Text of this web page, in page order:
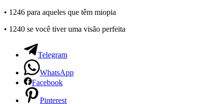
• 1246 para aqueles que têm miopia
• 1240 se você tiver uma visão perfeita
Telegram
WhatsApp
Facebook
Pinterest